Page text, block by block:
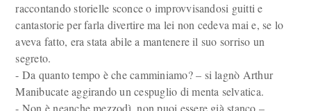
raccontando storielle sconce o improvvisandosi guitti e
cantastorie per farla divertire ma lei non cedeva mai e, se lo
aveva fatto, era stata abile a mantenere il suo sorriso un
segreto.
- Da quanto tempo è che camminiamo? – si lagnò Arthur
Manibucate aggirando un cespuglio di menta selvatica.
- Non è neanche mezzodì, non puoi essere già stanco –